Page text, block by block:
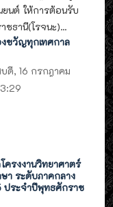
ยนต์ ให้การต้อนรับ
ธานี(โรจนะ)...
ขวัญทุกเทศกาล
ดี, 16 กรกฎาคม
ครงงานวิทยาศาตร์
า ระดับภาคกลาง
ประจำปีพุทธศักราช